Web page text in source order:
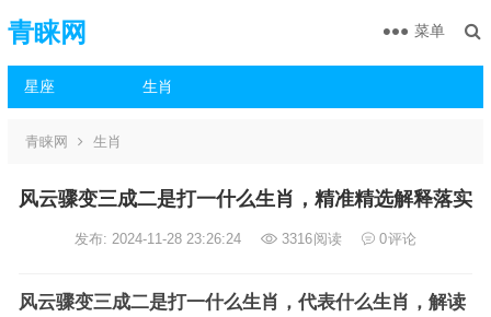
青睐网
星座 生肖
菜单
青睐网 生肖
风云骤变三成二是打一什么生肖，精准精选解释落实
发布: 2024-11-28 23:26:24 3316阅读 0评论
风云骤变三成二是打一什么生肖，代表什么生肖，解读